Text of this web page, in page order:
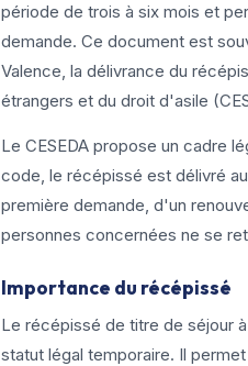
période de trois à six mois et
demande. Ce document est
Valence, la délivrance du
étrangers et du droit d'asile
Le CESEDA propose un cadre
code, le récépissé est délivré
première demande, d'un
personnes concernées ne se
Importance du récépissé
Le récépissé de titre de séjour à
statut légal temporaire. Il